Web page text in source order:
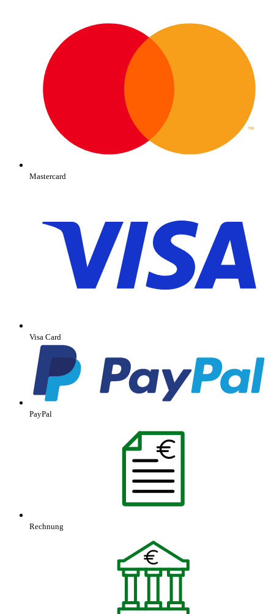
Mastercard
Visa Card
PayPal
Rechnung